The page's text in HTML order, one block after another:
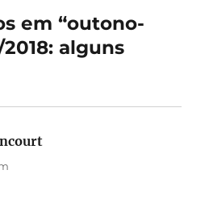
em “outono-
alguns